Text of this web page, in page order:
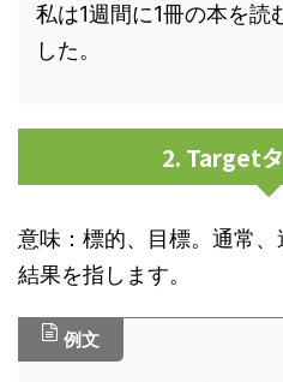
私は1週間に1冊の本を読
した。
2. Target
意味：標的、目標。通常
結果を指します。
例文